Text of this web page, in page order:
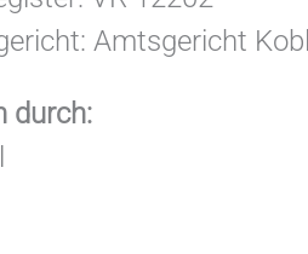
Amtsgericht
durch: